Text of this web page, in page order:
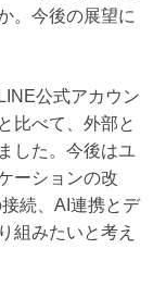
。今後の展望に
公式アカウン
比べて、外部と
した。今後はユ
ーションの改
続、AI連携とデ
組みたいと考え